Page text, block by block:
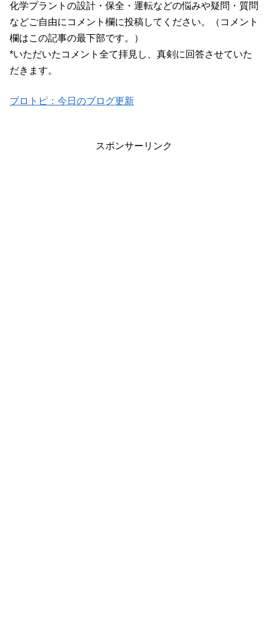
化学プラントの設計・保全・運転などの悩みや疑問・質問
などご自由にコメント欄に投稿してください。（コメント
欄はこの記事の最下部です。）
*いただいたコメント全て拝見し、真剣に回答させていた
だきます。
ブロトピ：今日のブログ更新
スポンサーリンク